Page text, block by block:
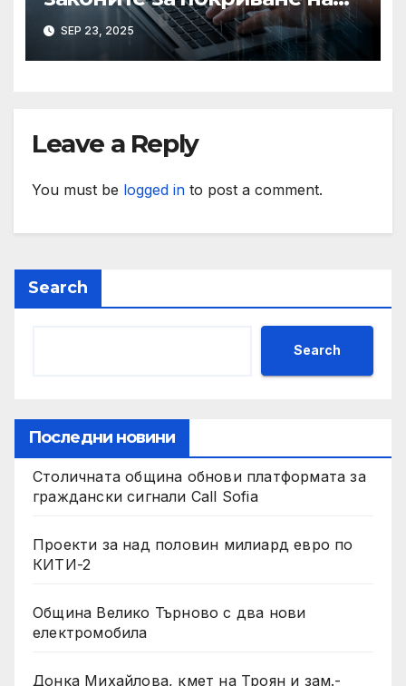
използването на ИИ при
сексуални престъпления,
казва началникът на
SEP 23, 2025
Leave a Reply
You must be logged in to post a comment.
Search
Search
Последни новини
Столичната община обнови платформата за
граждански сигнали Call Sofia
Проекти за над половин милиард евро по
КИТИ-2
Община Велико Търново с два нови
електромобила
Донка Михайлова, кмет на Троян и зам.-